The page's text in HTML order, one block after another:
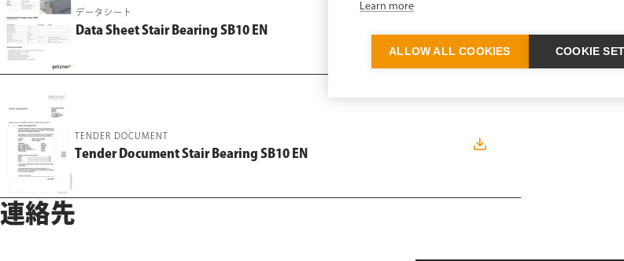
データシート
Data Sheet Stair Bearing SB10 EN
TENDER DOCUMENT
Tender Document Stair Bearing SB10 EN
連絡先
Learn more
ALLOW ALL COOKIES COOKIE